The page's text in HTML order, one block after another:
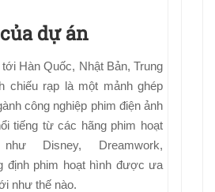
dự án
Hàn Quốc, Nhật Bản, Trung
chiếu rạp là một mảnh ghép
công nghiệp phim điện ảnh
tiếng từ các hãng phim hoạt
Disney, Dreamwork,
định phim hoạt hình được ưa
như thế nào.